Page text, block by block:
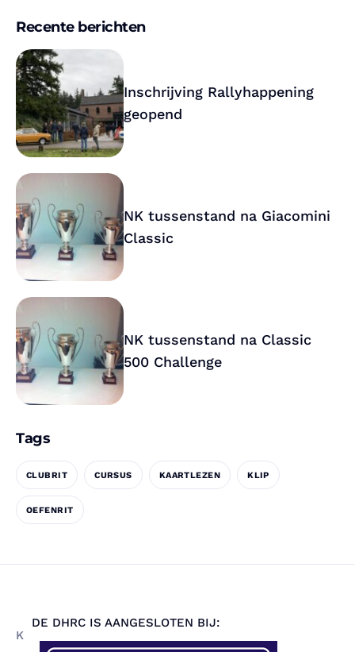
Recente berichten
Inschrijving Rallyhappening
geopend
NK tussenstand na Giacomini
Classic
NK tussenstand na Classic
500 Challenge
Tags
CLUBRIT CURSUS KAARTLEZEN KLIP
OEFENRIT
K
DE DHRC IS AANGESLOTEN BIJ: